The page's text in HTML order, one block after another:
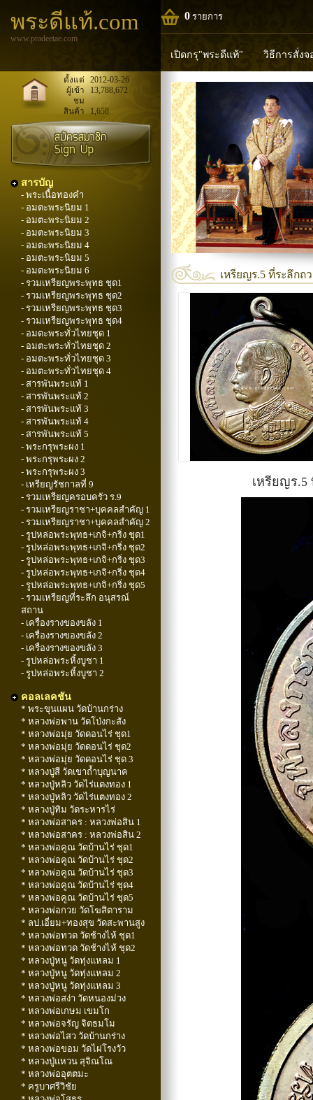
พระดีแท้.com
www.pradeetae.com
0 รายการ
เปิดกรุ"พระดีแท้" วิธีการสั่งจ
หลวงพ่อทวด หลวงปู่ทิม
พระพุทธวิริยากร
ตั้งแต่
2012-03-26
ผู้เข้า
ชม
13,788,672
สินค้า 1,658
สารบัญ
- พระเนื้อทองคำ
- อมตะพระนิยม 1
- อมตะพระนิยม 2
- อมตะพระนิยม 3
- อมตะพระนิยม 4
- อมตะพระนิยม 5
- อมตะพระนิยม 6
- รวมเหรียญพระพุทธ ชุด1
- รวมเหรียญพระพุทธ ชุด2
- รวมเหรียญพระพุทธ ชุด3
- รวมเหรียญพระพุทธ ชุด4
- อมตะพระทั่วไทยชุด 1
- อมตะพระทั่วไทยชุด 2
- อมตะพระทั่วไทยชุด 3
- อมตะพระทั่วไทยชุด 4
- สารพันพระแท้ 1
- สารพันพระแท้ 2
- สารพันพระแท้ 3
- สารพันพระแท้ 4
- สารพันพระแท้ 5
- พระกรุพระผง 1
- พระกรุพระผง 2
- พระกรุพระผง 3
- เหรียญรัชกาลที่ 9
- รวมเหรียญครอบครัว ร.9
- รวมเหรียญราชา+บุคคลสำคัญ 1
- รวมเหรียญราชา+บุคคลสำคัญ 2
- รูปหล่อพระพุทธ+เกจิ+กริ่ง ชุด1
- รูปหล่อพระพุทธ+เกจิ+กริ่ง ชุด2
- รูปหล่อพระพุทธ+เกจิ+กริ่ง ชุด3
- รูปหล่อพระพุทธ+เกจิ+กริ่ง ชุด4
- รูปหล่อพระพุทธ+เกจิ+กริ่ง ชุด5
- รวมเหรียญที่ระลึก อนุสรณ์
สถาน
- เครื่องรางของขลัง 1
- เครื่องรางของขลัง 2
- เครื่องรางของขลัง 3
- รูปหล่อพระหิ้งบูชา 1
- รูปหล่อพระหิ้งบูชา 2
คอลเลคชัน
* พระขุนแผน วัดบ้านกร่าง
* หลวงพ่อพาน วัดโป่งกะสัง
* หลวงพ่อมุ่ย วัดดอนไร่ ชุด1
* หลวงพ่อมุ่ย วัดดอนไร่ ชุด2
* หลวงพ่อมุ่ย วัดดอนไร่ ชุด 3
* หลวงปู่สี วัดเขาถ้ำบุญนาค
* หลวงปู่หลิว วัดไร่แตงทอง 1
* หลวงปู่หลิว วัดไร่แตงทอง 2
* หลวงปู่ทิม วัดระหารไร่
* หลวงพ่อสาคร : หลวงพ่อสิน 1
* หลวงพ่อสาคร : หลวงพ่อสิน 2
* หลวงพ่อคูณ วัดบ้านไร่ ชุด1
* หลวงพ่อคูณ วัดบ้านไร่ ชุด2
* หลวงพ่อคูณ วัดบ้านไร่ ชุด3
* หลวงพ่อคูณ วัดบ้านไร่ ชุด4
* หลวงพ่อคูณ วัดบ้านไร่ ชุด5
* หลวงพ่อกวย วัดโฆสิตาราม
* ลป.เอี่ยม+ทองสุข วัดสะพานสูง
* หลวงพ่อทวด วัดช้างไห้ ชุด1
* หลวงพ่อทวด วัดช้างไห้ ชุด2
* หลวงปู่หนู วัดทุ่งแหลม 1
* หลวงปู่หนู วัดทุ่งแหลม 2
* หลวงปู่หนู วัดทุ่งแหลม 3
* หลวงพ่อสง่า วัดหนองม่วง
* หลวงพ่อเกษม เขมโก
* หลวงพ่อจรัญ จิตธมโม
* หลวงพ่อไสว วัดบ้านกร่าง
* หลวงพ่อขอม วัดไผ่โรงวัว
* หลวงปู่แหวน สุจิณโณ
* หลวงพ่ออุตตมะ
* ครูบาศรีวิชัย
เหรียญร.5 ที่ระลึก
เหรียญร.5